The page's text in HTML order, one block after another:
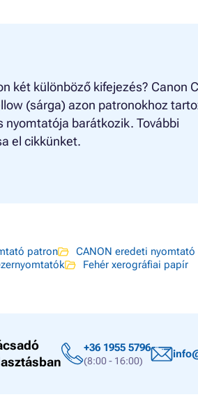
két különböző kifejezés? Canon
(sárga) azon patronokhoz
barátkozik. További
el cikkünket.
patron
CANON eredeti
Fehér xerográfiai papír
+36 1955 5796
(8:00 - 16:00)